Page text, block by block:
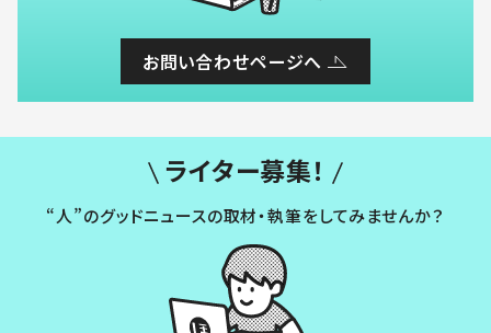
お問い合わせページへ
ライター募集！
“人”のグッドニュースの取材・執筆をしてみませんか？